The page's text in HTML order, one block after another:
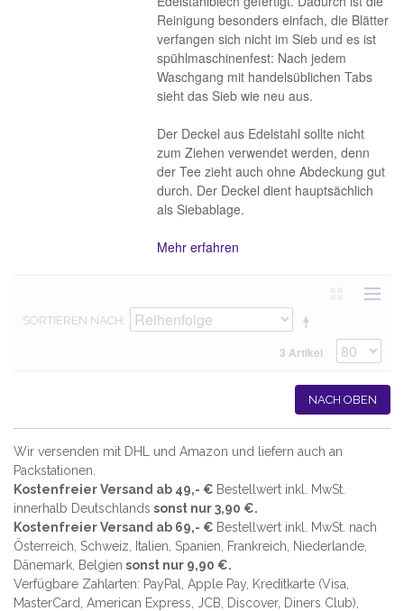
Reinigung besonders einfach, die Blätter
verfangen sich nicht im Sieb und es ist
spühlmaschinenfest: Nach jedem
Waschgang mit handelsüblichen Tabs
sieht das Sieb wie neu aus.
Der Deckel aus Edelstahl sollte nicht
zum Ziehen verwendet werden, denn
der Tee zieht auch ohne Abdeckung gut
durch. Der Deckel dient hauptsächlich
als Siebablage.
Mehr erfahren
SORTIEREN NACH
3 Artikel
NACH OBEN
Wir versenden mit DHL und Amazon und liefern auch an
Packstationen.
Kostenfreier Versand ab 49,- € Bestellwert inkl. MwSt.
innerhalb Deutschlands sonst nur 3,90 €.
Kostenfreier Versand ab 69,- € Bestellwert inkl. MwSt. nach
Österreich, Schweiz, Italien, Spanien, Frankreich, Niederlande,
Dänemark, Belgien sonst nur 9,90 €.
Verfügbare Zahlarten: PayPal, Apple Pay, Kreditkarte (Visa,
MasterCard, American Express, JCB, Discover, Diners Club),